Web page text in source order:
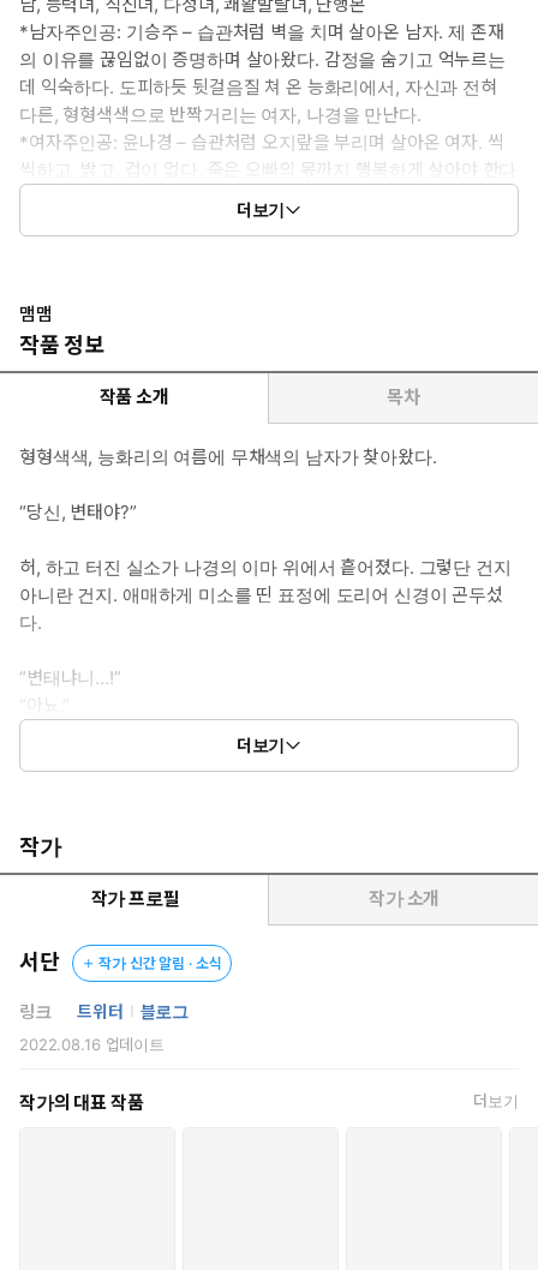
*남자주인공: 기승주 – 습관처럼 벽을 치며 살아온 남자. 제 존재
의 이유를 끊임없이 증명하며 살아왔다. 감정을 숨기고 억누르는
데 익숙하다. 도피하듯 뒷걸음질 쳐 온 능화리에서, 자신과 전혀
다른, 형형색색으로 반짝거리는 여자, 나경을 만난다.
*여자주인공: 윤나경 – 습관처럼 오지랖을 부리며 살아온 여자. 씩
씩하고, 밝고, 겁이 없다. 죽은 오빠의 몫까지 행복하게 살아야 한다
는 강박이 있다. 감정을 숨기는 데 익숙지 못하다. 가장 사랑하는 계
절인 여름의 초입. 무채색의 이방인, 승주를 만난다.
“할까, 우리.”
더보기
맴맴
작품 정보
작품 소개 목차
형형색색, 능화리의 여름에 무채색의 남자가 찾아왔다.
“당신, 변태야?”
허, 하고 터진 실소가 나경의 이마 위에서 흩어졌다. 그렇단 건지
아니란 건지. 애매하게 미소를 띤 표정에 도리어 신경이 곤두섰
다.
“변태냐니…!”
“아뇨.”
코끝을 자극하는 세련되고 묵직한 향수 냄새는 또 어떻고.
그러니까 애초에 이건 다 이 남자 탓이었다. 기이할 만큼 매력적인
이 남자가 유죄인 거다.
“저 취한 거 맞는 것 같아요.”
순간 도무지 말도 안 되는 충동이 일었다.
말을 내뱉고 나서야 자신이 무슨 말을 한 건지 깨달았다. 아차 싶
더보기
작가
작가 프로필 작가 소개
서단 작가 신간 알림 · 소식
링크 트위터 블로그
2022.08.16 업데이트
작가의 대표 작품 더보기